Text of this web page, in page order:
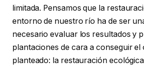
limitada. Pensamos que la
entorno de nuestro río ha de ser
necesario evaluar los resultados y
plantaciones de cara a conseguir el
planteado: la restauración